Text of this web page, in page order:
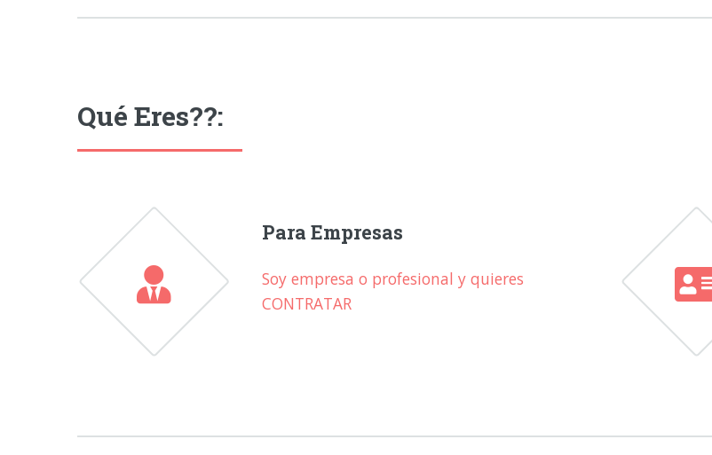
Qué Eres??:
Para Empresas
Soy empresa o profesional y quieres
CONTRATAR